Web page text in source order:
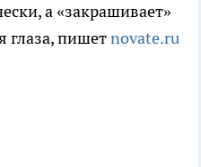
а «закрашивает»
глаза, пишетnovate.ru